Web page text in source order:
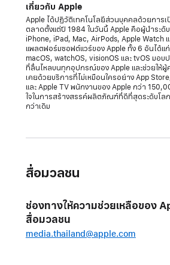
เกี่ยวกับ Apple
Apple ได้ปฏิวัติเทคโนโลยีส่วนบุคคลด้วยการ
ตลาดตั้งแต่ปี 1984 ในวันนี้ Apple คือผู้นำระ
iPhone, iPad, Mac, AirPods, Apple Watch
แพลตฟอร์มซอฟต์แวร์ของ Apple ทั้ง 6 อันได้แ
macOS, watchOS, visionOS และ tvOS มอ
ที่ลื่นไหลบนทุกอุปกรณ์ของ Apple และช่วยให้
เคยด้วยบริการที่ไม่เหมือนใครอย่าง App
และ Apple TV พนักงานของ Apple กว่า
ใจในการสร้างสรรค์ผลิตภัณฑ์ที่ดีที่สุดระดับโลก
กว่าเดิม
สื่อมวลชน
ช่องทางให้ความช่วยเหลือของ
สื่อมวลชน
media.thailand@apple.com